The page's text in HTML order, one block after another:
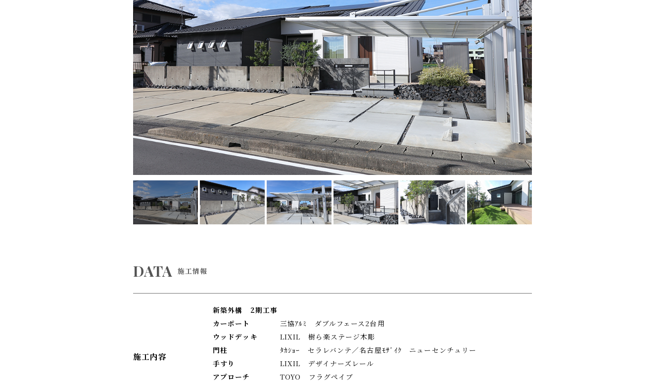
DATA 施工情報
施工内容
新築外構 2期工事
カーポート 三協ｱﾙﾐ ダブルフェース2台用
ウッドデッキ LIXIL 樹ら楽ステージ木彫
門柱 ﾀｶｼｮｰ セラレバンテ／名古屋ﾓｻﾞｲｸ ニューセンチュリー
手すり
LIXIL デザイナーズレール
アプローチ TOYO フラグペイブ